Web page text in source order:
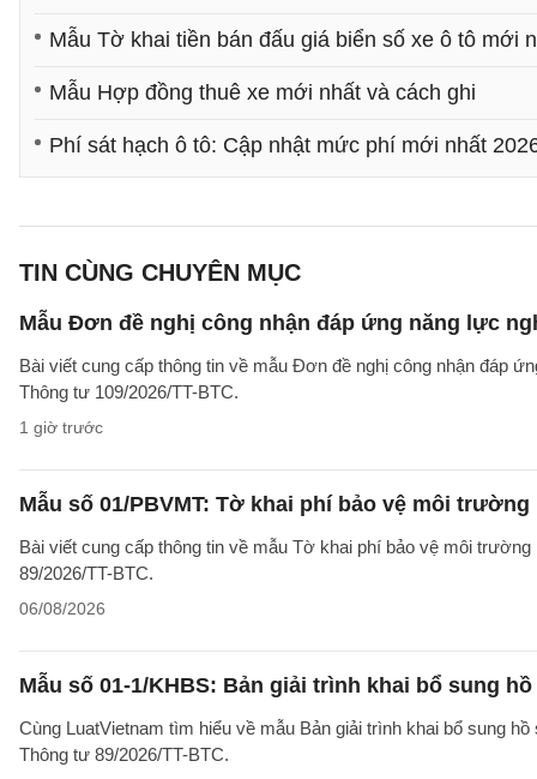
Mẫu Tờ khai tiền bán đấu giá biển số xe ô tô mới
Mẫu Hợp đồng thuê xe mới nhất và cách ghi
Phí sát hạch ô tô: Cập nhật mức phí mới nhất
TIN CÙNG CHUYÊN MỤC
Mẫu Đơn đề nghị công nhận đáp ứng năng lực
Bài viết cung cấp thông tin về mẫu Đơn đề nghị công nhận đáp
Thông tư 109/2026/TT-BTC.
1 giờ trước
Mẫu số 01/PBVMT: Tờ khai phí bảo vệ môi trường
Bài viết cung cấp thông tin về mẫu Tờ khai phí bảo vệ môi
89/2026/TT-BTC.
06/08/2026
Mẫu số 01-1/KHBS: Bản giải trình khai bổ sung
Cùng LuatVietnam tìm hiểu về mẫu Bản giải trình khai bổ sung
Thông tư 89/2026/TT-BTC.